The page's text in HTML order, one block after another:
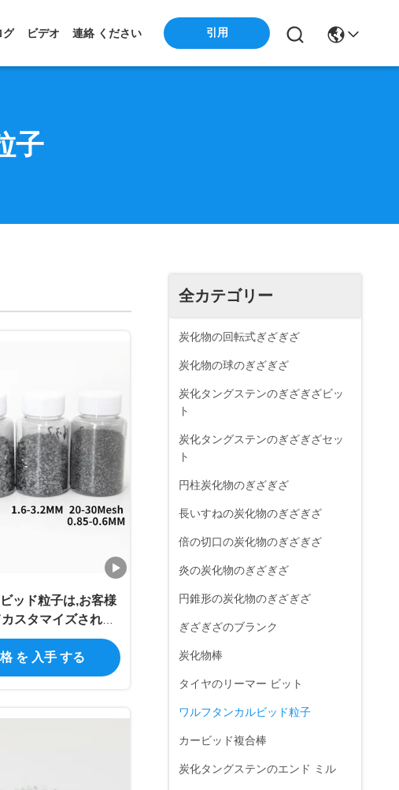
グ ビデオ 連絡 ください 引用
子
全カテゴリー
炭化物の回転式ぎざぎざ
炭化物の球のぎざぎざ
炭化タングステンのぎざぎざビッ
ト
炭化タングステンのぎざぎざセッ
ト
円柱炭化物のぎざぎざ
長いすねの炭化物のぎざぎざ
倍の切口の炭化物のぎざぎざ
炎の炭化物のぎざぎざ
円錐形の炭化物のぎざぎざ
ぎざぎざのブランク
炭化物棒
タイヤのリーマー ビット
ワルフタンカルビッド粒子
カービッド複合棒
炭化タングステンのエンド ミル
ッド粒子は,お客様
スタマイズされた
ポートします ロゴ
砂粒直径
を 入手 する